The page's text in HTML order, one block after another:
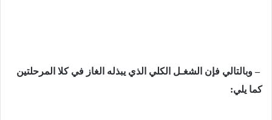
– وبالتالي فإن الشغـل الكلي الذي یبذله الغاز في كلا المرحلتین
كما يلي: